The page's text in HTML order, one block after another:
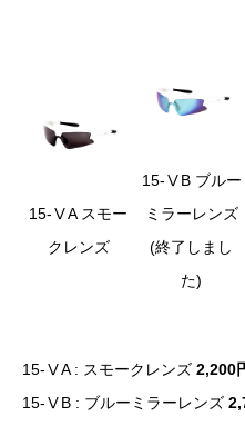
15-ⅤA スモー
クレンズ
15-ⅤB ブルー
ミラーレンズ
(終了しまし
た)
15-ⅤA : スモークレンズ 2,200
15-ⅤB : ブルーミラーレンズ